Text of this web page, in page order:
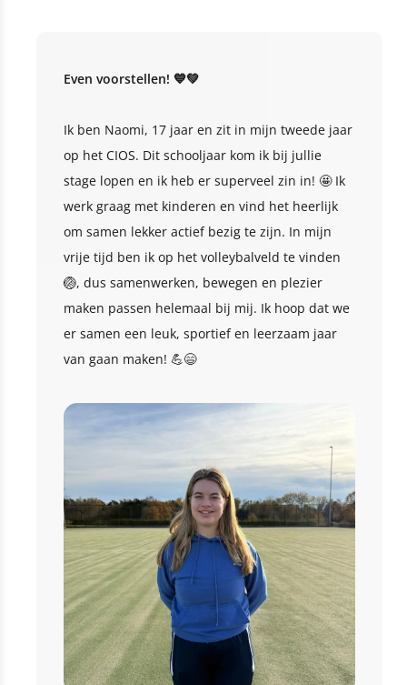
Even voorstellen! 💙💚
Ik ben Naomi, 17 jaar en zit in mijn tweede jaar
op het CIOS. Dit schooljaar kom ik bij jullie
stage lopen en ik heb er superveel zin in! 🤩 Ik
werk graag met kinderen en vind het heerlijk
om samen lekker actief bezig te zijn. In mijn
vrije tijd ben ik op het volleybalveld te vinden
🏐, dus samenwerken, bewegen en plezier
maken passen helemaal bij mij. Ik hoop dat we
er samen een leuk, sportief en leerzaam jaar
van gaan maken! 💪😄